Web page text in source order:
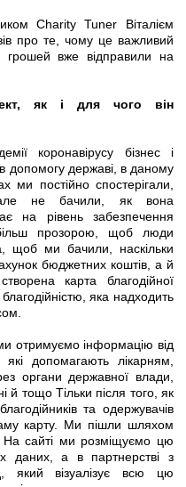
Charity Tuner Віталієм
про те, чому це важливий
грошей вже відправили на
як і для чого він
коронавірусу бізнес і
допомогу державі, в даному
ми постійно спостерігали,
не бачили, як вона
на рівень забезпечення
прозорою, щоб люди
щоб ми бачили, наскільки
бюджетних коштів, а й
карта благодійної
яка надходить
отримуємо інформацію від
які допомагають лікарням,
органи державної влади,
й тощо Тільки після того, як
та одержувачів
карту. Ми пішли шляхом
На сайті ми розміщуємо цю
даних, а в партнерстві з
який візуалізує всю цю